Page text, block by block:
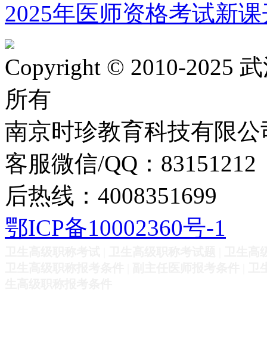
2025年医师资格考试新
Copyright © 2010-2025
所有
南京时珍教育科技有限
客服微信/QQ：
后热线：4008351699
鄂ICP备10002360号-1